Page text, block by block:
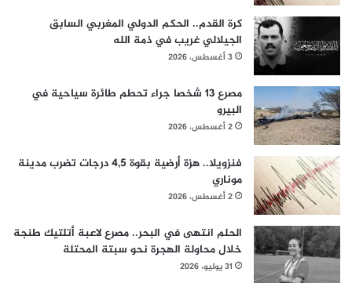
كرة القدم.. الحكم الدولي المغربي السابق
الجيلالي غريب في ذمة الله
3 أغسطس، 2026
مصرع 13 شخصا جراء تحطم طائرة سياحية في
البيرو
2 أغسطس، 2026
فنزويلا.. هزة أرضية بقوة 4,5 درجات تضرب مدينة
موناري
2 أغسطس، 2026
الحلم انتهى في البحر.. مصرع لاعبة أتلتيك طنجة
خلال محاولة الهجرة نحو سبتة المحتلة
31 يوليو، 2026